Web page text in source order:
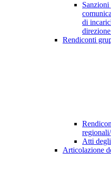
Sanzioni
di
Rendiconti
Atti
Articolazione